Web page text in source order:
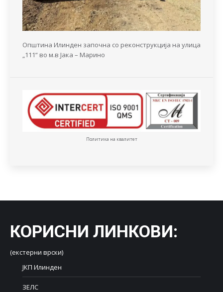
Општина Илинден започна со реконструкција на улица
„111“ во м.в Јака – Марино
Политика на квалитет
КОРИСНИ ЛИНКОВИ:
(екстерни врски)
ЈКП Илинден
ЗЕЛС